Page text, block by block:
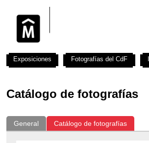
Catálogo de fotografías
General Catálogo de fotografías
Exposiciones Fotografías del CdF